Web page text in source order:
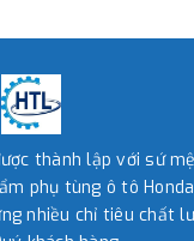
thành lập với sứ
phụ tùng ô tô
nhiều chỉ tiêu chất